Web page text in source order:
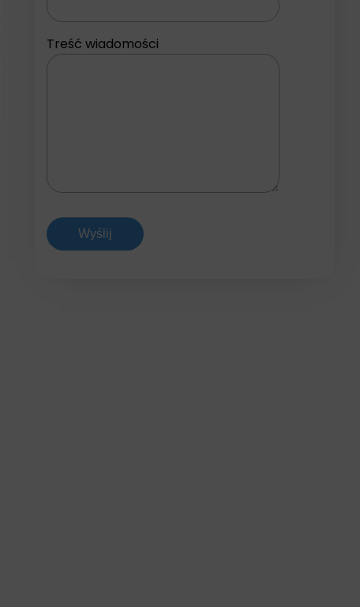
Treść wiadomości